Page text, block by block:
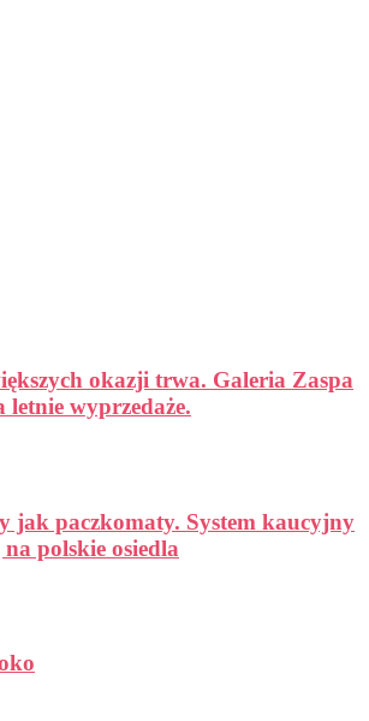
okazji trwa. Galeria Zaspa
letnie wyprzedaże.
jak paczkomaty. System kaucyjny
na polskie osiedla